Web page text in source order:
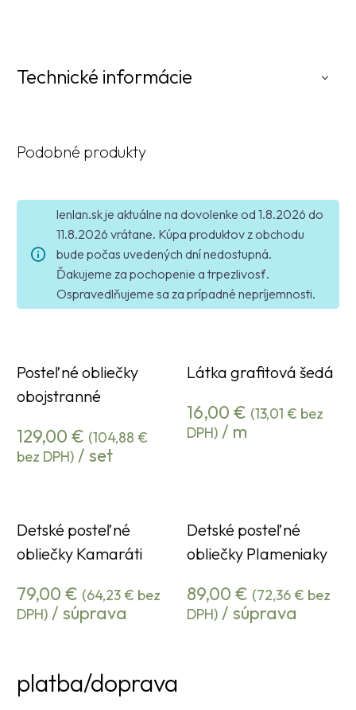
Technické informácie
Podobné produkty
lenlan.sk je aktuálne na dovolenke od 1.8.2026 do
11.8.2026 vrátane. Kúpa produktov z obchodu
bude počas uvedených dní nedostupná.
Ďakujeme za pochopenie a trpezlivosť.
Ospravedlňujeme sa za prípadné nepríjemnosti.
Posteľné obliečky
obojstranné
129,00 € (104,88 €
bez DPH) / set
Látka grafitová šedá
16,00 € (13,01 € bez
DPH) / m
Detské posteľné
obliečky Kamaráti
79,00 € (64,23€ bez
DPH) / súprava
Detské posteľné
obliečky Plameniaky
89,00 € (72,36€ bez
DPH) / súprava
platba/doprava